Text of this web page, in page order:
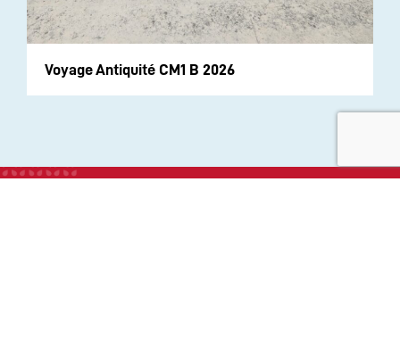
Voyage Antiquité CM1 B 2026